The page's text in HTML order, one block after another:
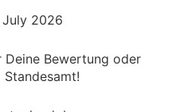
2026
Deine Bewertung oder
Standesamt!